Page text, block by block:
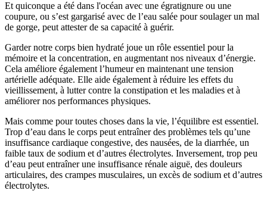
Et quiconque a été dans l'océan avec une égratignure ou une
coupure, ou s’est gargarisé avec de l’eau salée pour soulager un mal
de gorge, peut attester de sa capacité à guérir.
Garder notre corps bien hydraté joue un rôle essentiel pour la
mémoire et la concentration, en augmentant nos niveaux d’énergie.
Cela améliore également l’humeur en maintenant une tension
artérielle adéquate. Elle aide également à réduire les effets du
vieillissement, à lutter contre la constipation et les maladies et à
améliorer nos performances physiques.
Mais comme pour toutes choses dans la vie, l’équilibre est essentiel.
Trop d’eau dans le corps peut entraîner des problèmes tels qu’une
insuffisance cardiaque congestive, des nausées, de la diarrhée, un
faible taux de sodium et d’autres électrolytes. Inversement, trop peu
d’eau peut entraîner une insuffisance rénale aiguë, des douleurs
articulaires, des crampes musculaires, un excès de sodium et d’autres
électrolytes.